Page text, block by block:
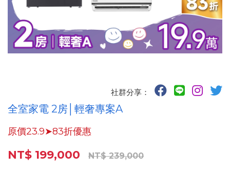
社群分享：
全室家電 2房│輕奢專案A
原價23.9➤83折優惠
NT$ 199,000 NT$ 239,000